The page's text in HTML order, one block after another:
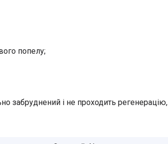
попелу;
забруднений і не проходить регенерацію,